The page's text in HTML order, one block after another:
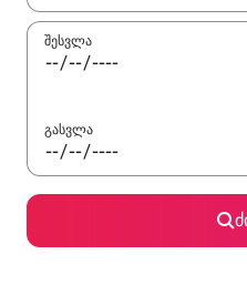
შესვლა
გასვლა